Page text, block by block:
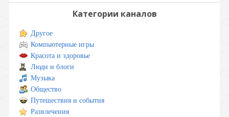
Категории каналов
Другое
Компьютерные игры
Красота и здоровье
Люди и блоги
Музыка
Общество
Путешествия и события
Развлечения